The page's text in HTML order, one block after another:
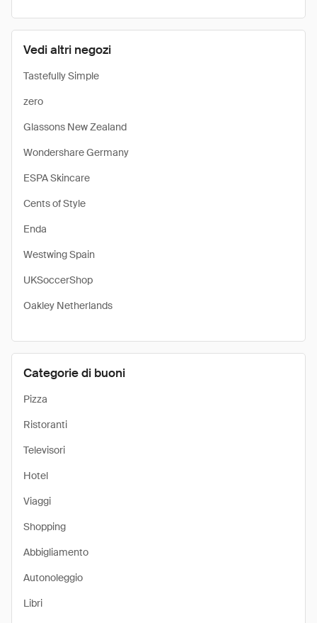
Vedi altri negozi
Tastefully Simple
zero
Glassons New Zealand
Wondershare Germany
ESPA Skincare
Cents of Style
Enda
Westwing Spain
UKSoccerShop
Oakley Netherlands
Categorie di buoni
Pizza
Ristoranti
Televisori
Hotel
Viaggi
Shopping
Abbigliamento
Autonoleggio
Libri